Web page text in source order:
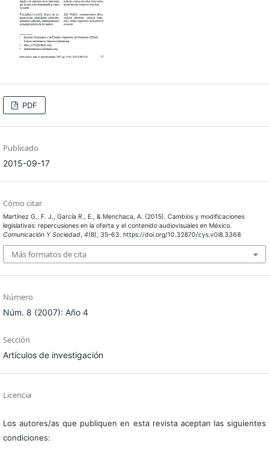
PDF
Publicado
2015-09-17
Cómo citar
Martínez G., F. J., García R., E., & Menchaca, A. (2015). Cambios y modificaciones
legislativas: repercusiones en la oferta y el contenido audiovisuales en México.
Comunicación Y Sociedad, 4(8), 35–63. https://doi.org/10.32870/cys.v0i8.3368
Más formatos de cita
Número
Núm. 8 (2007): Año 4
Sección
Artículos de investigación
Licencia
Los autores/as que publiquen en esta revista aceptan las siguientes
condiciones: